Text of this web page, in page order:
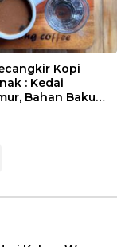
Kopi
: Kedai
Bahan Baku